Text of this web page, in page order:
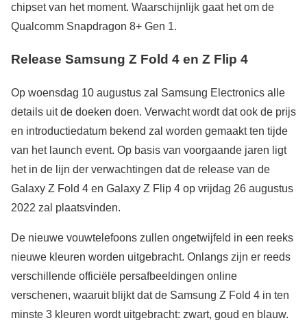
chipset van het moment. Waarschijnlijk gaat het om de
Qualcomm Snapdragon 8+ Gen 1.
Release Samsung Z Fold 4 en Z Flip 4
Op woensdag 10 augustus zal Samsung Electronics alle
details uit de doeken doen. Verwacht wordt dat ook de prijs
en introductiedatum bekend zal worden gemaakt ten tijde
van het launch event. Op basis van voorgaande jaren ligt
het in de lijn der verwachtingen dat de release van de
Galaxy Z Fold 4 en Galaxy Z Flip 4 op vrijdag 26 augustus
2022 zal plaatsvinden.
De nieuwe vouwtelefoons zullen ongetwijfeld in een reeks
nieuwe kleuren worden uitgebracht. Onlangs zijn er reeds
verschillende officiële persafbeeldingen online
verschenen, waaruit blijkt dat de Samsung Z Fold 4 in ten
minste 3 kleuren wordt uitgebracht: zwart, goud en blauw.